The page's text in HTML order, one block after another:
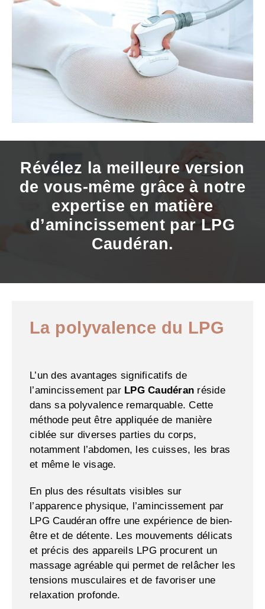
Révélez la meilleure version
de vous-même grâce à notre
expertise en matière
d’amincissement par LPG
Caudéran.
La polyvalence du LPG
L’un des avantages significatifs de
l’amincissement parLPG Caudéran réside
dans sa polyvalence remarquable. Cette
méthode peut être appliquée de manière
ciblée sur diverses parties du corps,
notamment l’abdomen, les cuisses, les bras
et même le visage.
En plus des résultats visibles sur
l’apparence physique, l’amincissement par
LPG Caudéran offre une expérience de bien-
être et de détente. Les mouvements délicats
et précis des appareils LPG procurent un
massage agréable qui permet de relâcher les
tensions musculaires et de favoriser une
relaxation profonde.